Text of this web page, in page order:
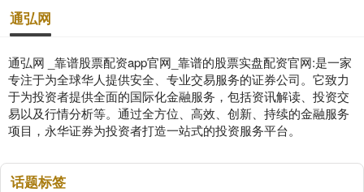
通弘网
通弘网 _靠谱股票配资app官网_靠谱的股票实盘配资官网:是一家
专注于为全球华人提供安全、专业交易服务的证券公司。它致力
于为投资者提供全面的国际化金融服务，包括资讯解读、投资交
易以及行情分析等。通过全方位、高效、创新、持续的金融服务
项目，永华证券为投资者打造一站式的投资服务平台。
话题标签